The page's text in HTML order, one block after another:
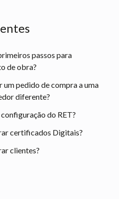
passos para
de obra?
pedido de compra a uma
diferente?
do RET?
certificados Digitais?
clientes?